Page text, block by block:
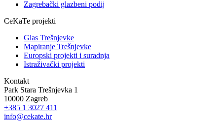
Zagrebački glazbeni podij
CeKaTe projekti
Glas Trešnjevke
Mapiranje Trešnjevke
Europski projekti i suradnja
Istraživački projekti
Kontakt
Park Stara Trešnjevka 1
10000 Zagreb
+385 1 3027 411
info@cekate.hr